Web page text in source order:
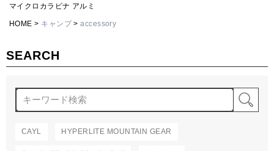
SEARCH
CAYL HYPERLITE MOUNTAIN GEAR
マイクロカラビナ アルミ
HOME キャンプ accessory